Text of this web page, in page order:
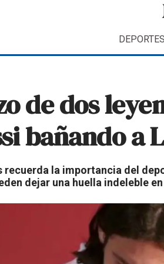
DEPORTES
de dos
bañando a
recuerda la importancia del
dejar una huella indeleble